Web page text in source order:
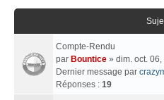
Compte-Rendu
par Bountice » dim. oct.
Dernier message par
Réponses : 19